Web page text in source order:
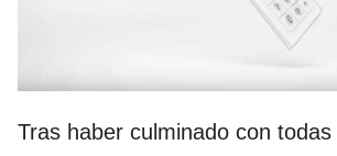
Tras haber culminado con todas